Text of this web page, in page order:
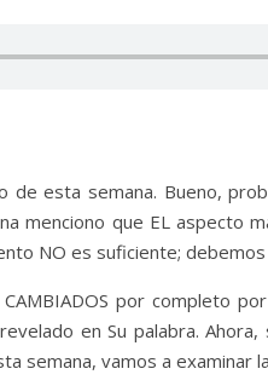
de esta semana. Bueno,
menciono que EL aspecto
NO es suficiente;
por completo
en Su palabra.
semana, vamos a examinar